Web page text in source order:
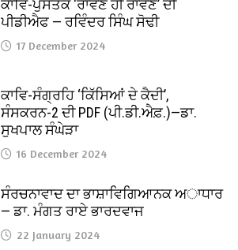
ਕਾਵਿ-ਪੁਸਤਕ ‘ਰਾਵਣ ਹੀ ਰਾਵਣ’ ਦੀ
ਪੀਡੀਐਫ — ਰਵਿੰਦਰ ਸਿੰਘ ਸੋਢੀ
17 December 2024
ਕਾਵਿ-ਸੰਗ੍ਰਹਿ ‘ਕਿੱਸਿਆਂ ਦੇ ਕੈਦੀ’,
ਸੰਸਕਰਨ-2 ਦੀ PDF (ਪੀ.ਡੀ.ਐਫ਼.)—ਡਾ.
ਸੁਖਪਾਲ ਸੰਘੇੜਾ
16 December 2024
ਸੰਰਚਨਾਵਾਦ ਦਾ ਭਾਸ਼ਾਵਿਗਿਆਨਕ ਅਾਧਾਰ
— ਡਾ. ਮੰਗਤ ਰਾਏ ਭਾਰਦਵਾਜ
22 January 2024